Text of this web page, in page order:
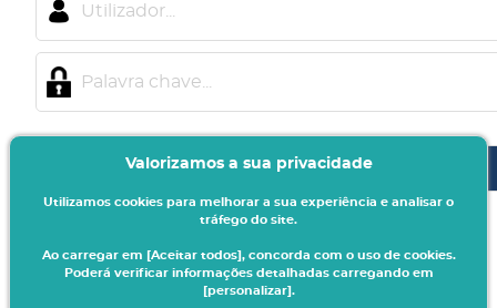
Recuperar Password
Consulta pública de resultados
Valorizamos a sua privacidade
Utilizamos cookies para melhorar a sua experiência e analisar o
tráfego do site.
Ao carregar em [Aceitar todos], concorda com o uso de cookies.
Poderá verificar informações detalhadas carregando em
[personalizar].